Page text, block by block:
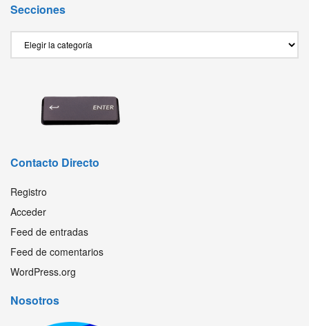
Secciones
Contacto Directo
Registro
Acceder
Feed de entradas
Feed de comentarios
WordPress.org
Nosotros